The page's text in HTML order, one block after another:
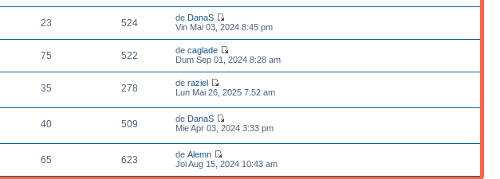
23 524 de DanaS
Vin Mai 03, 2024 8:45 pm
75 522 decaglade
Dum Sep 01, 2024 8:28 am
35 278 deraziel
Lun Mai 26, 2025 7:52 am
40 509 de DanaS
Mie Apr 03, 2024 3:33 pm
65 623 deAlemn
Joi Aug 15, 2024 10:43 am